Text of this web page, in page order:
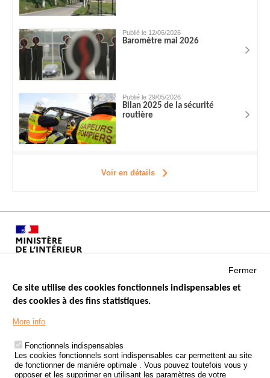
Publié le 12/06/2026
Baromètre mai 2026
Publié le 29/05/2026
Bilan 2025 de la sécurité
routière
Voir en détails
Menu
Footer
LES SITES PUBLICS
ÉTAT DE L’INSÉCURITÉ ROUTIÈRE
TRAITEMENT DES DONNÉES PERSONNELLES DES ACCIDENTS DE
LA ROUTE
Fermer
Ce site utilise des cookies fonctionnels indispensables et
des cookies à des fins statistiques.
More info
Fonctionnels indispensables
Les cookies fonctionnels sont indispensables car permettent au site
de fonctionner de manière optimale . Vous pouvez toutefois vous y
opposer et les supprimer en utilisant les paramètres de votre